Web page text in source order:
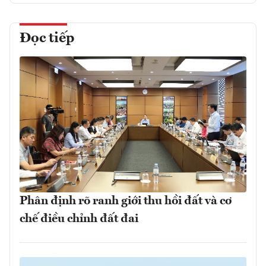
Đọc tiếp
Phân định rõ ranh giới thu hồi đất và cơ
chế điều chỉnh đất đai